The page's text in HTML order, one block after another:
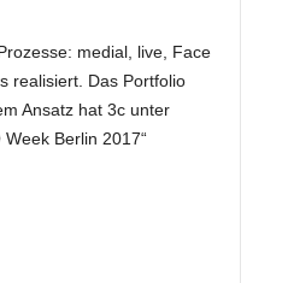
medial, live, Face
realisiert. Das Portfolio
Ansatz hat 3c unter
Berlin 2017“